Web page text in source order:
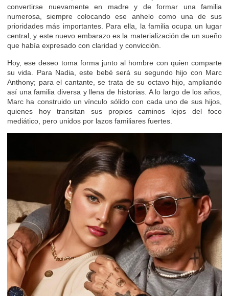
convertirse nuevamente en madre y de formar una familia
numerosa, siempre colocando ese anhelo como una de sus
prioridades más importantes. Para ella, la familia ocupa un lugar
central, y este nuevo embarazo es la materialización de un sueño
que había expresado con claridad y convicción.
Hoy, ese deseo toma forma junto al hombre con quien comparte
su vida. Para Nadia, este bebé será su segundo hijo con Marc
Anthony; para el cantante, se trata de su octavo hijo, ampliando
así una familia diversa y llena de historias. A lo largo de los años,
Marc ha construido un vínculo sólido con cada uno de sus hijos,
quienes hoy transitan sus propios caminos lejos del foco
mediático, pero unidos por lazos familiares fuertes.